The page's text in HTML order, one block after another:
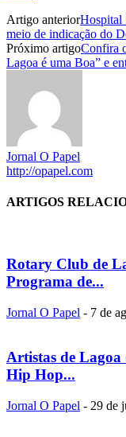
Artigo anteriorHospital
meio de indicação do
Próximo artigoConfira
Lagoa é uma Boa” e
Jornal O Papel
http://opapel.com
ARTIGOS
Rotary Club de
Programa de...
Jornal O Papel - 7 de
Artistas de
Hip Hop...
Jornal O Papel - 29 de